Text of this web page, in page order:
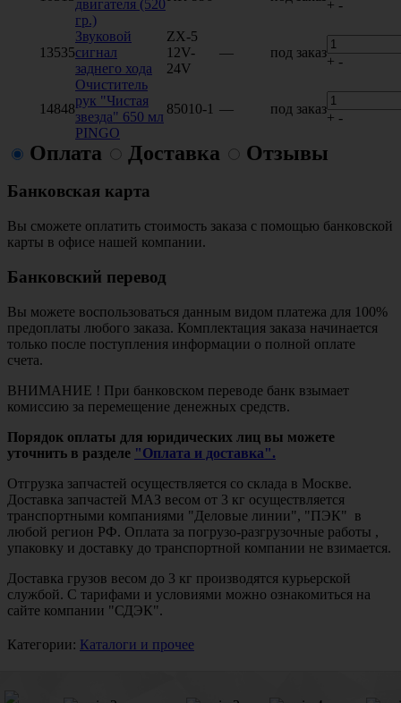
двигателя (520
гр.)
+ -
13535
Звуковой
сигнал
заднего хода
ZX-5
12V-
24V
— под заказ
+ -
14848
Очиститель
рук "Чистая
звезда" 650 мл
PINGO
85010-1 — под заказ
+ -
Оплата Доставка Отзывы
Банковская карта
Вы сможете оплатить стоимость заказа с помощью банковской
карты в офисе нашей компании.
Банковский перевод
Вы можете воспользоваться данным видом платежа для 100%
предоплаты любого заказа. Комплектация заказа начинается
только после поступления информации о полной оплате
счета.
ВНИМАНИЕ ! При банковском переводе банк взымает
комиссию за перемещение денежных средств.
Порядок оплаты для юридических лиц вы можете
уточнить в разделе "Оплата и доставка".
Отгрузка запчастей осуществляется со склада в Москве.
Доставка запчастей МАЗ весом от 3 кг осуществляется
транспортными компаниями "Деловые линии", "ПЭК" в
любой регион РФ. Оплата за погрузо-разгрузочные работы ,
упаковку и доставку до транспортной компании не взимается.
Доставка грузов весом до 3 кг производятся курьерской
службой. С тарифами и условиями можно ознакомиться на
сайте компании "СДЭК".
Категории: Каталоги и прочее